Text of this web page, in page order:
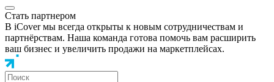
Стать партнером
В iCover мы всегда открыты к новым сотрудничествам и
партнёрствам. Наша команда готова помочь вам расширить
ваш бизнес и увеличить продажи на маркетплейсах.